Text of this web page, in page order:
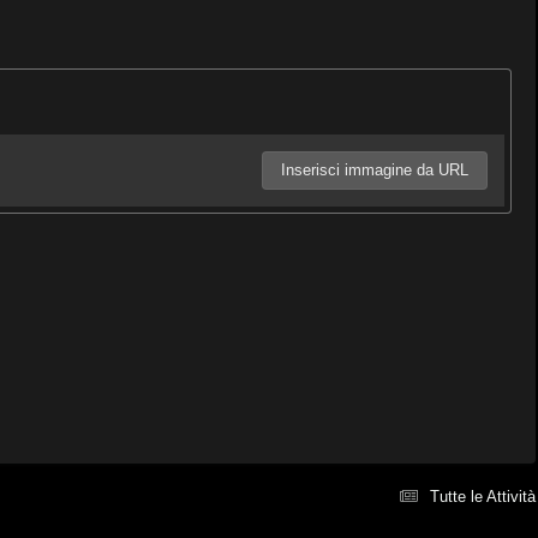
Inserisci immagine da URL
Tutte le Attività